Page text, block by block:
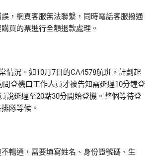
，網頁客服無法聯繫，同時電話客服撥通
買的票進行全額退款處理。
況。如10月7日的CA4578航班，計劃起
登機口工作人員才被告知需延遲10分鐘登
說延遲至20點30分開始登機。整個等待登
隊等候。
暢通，需要填寫姓名、身份證號碼、生